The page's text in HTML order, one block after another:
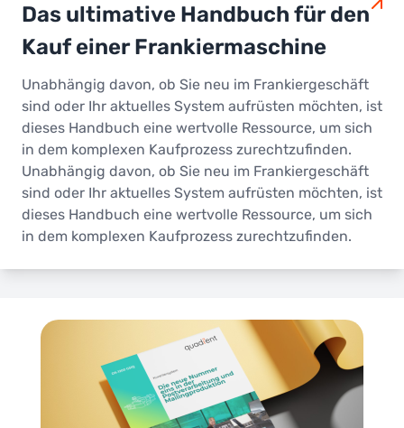
Das ultimative Handbuch für den
Kauf einer Frankiermaschine
Unabhängig davon, ob Sie neu im Frankiergeschäft
sind oder Ihr aktuelles System aufrüsten möchten, ist
dieses Handbuch eine wertvolle Ressource, um sich
in dem komplexen Kaufprozess zurechtzufinden.
Unabhängig davon, ob Sie neu im Frankiergeschäft
sind oder Ihr aktuelles System aufrüsten möchten, ist
dieses Handbuch eine wertvolle Ressource, um sich
in dem komplexen Kaufprozess zurechtzufinden.